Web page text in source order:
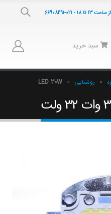
18 - 021-66908491
سبد خرید
» روشنایی »
LED 30W